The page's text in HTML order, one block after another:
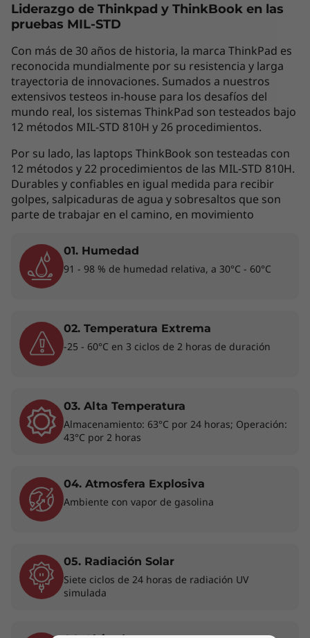
Los accesorios exhibidos no están incluidos
Las características de cada producto pueden
variar según el país de adquisición del mismo,
por lo que la siguiente descripción no debe ser
interpretada como un compromiso
contractual. Te invitamos a revisar las
características específicas para cada producto
antes de realizar la compra online en la sección
'Ver Modelos' de esta misma página, o con un
asesor de ventas si es en una tienda física.
La laptop para trabajar Lenovo ThinkBook Plus 2da Gen es perfecta para
Una nueva forma de trabajar
Pensada específicamente para las necesidades
Lenovo ThinkBook Plus 2da Gen (Intel) desde
cero. Esta última versión cuenta con una
pantalla de tinta electrónica en la tapa táctil de
pantalla-cuerpo del 68%.
Liderazgo de Thinkpad y ThinkBook en las
pruebas MIL-STD
Con más de 30 años de historia, la marca ThinkPad es
reconocida mundialmente por su resistencia y larga
trayectoria de innovaciones. Sumados a nuestros
extensivos testeos in-house para los desafíos del
mundo real, los sistemas ThinkPad son testeados bajo
12 métodos MIL-STD 810H y 26 procedimientos.
Por su lado, las laptops ThinkBook son testeadas con
12 métodos y 22 procedimientos de las MIL-STD 810H.
Durables y confiables en igual medida para recibir
golpes, salpicaduras de agua y sobresaltos que son
parte de trabajar en el camino, en movimiento
01. Humedad
91 - 98 % de humedad relativa, a 30°C - 60°C
02. Temperatura Extrema
-25 - 60°C en 3 ciclos de 2 horas de duración
03. Alta Temperatura
Almacenamiento: 63°C por 24 horas; Operación:
43°C por 2 horas
04. Atmosfera Explosiva
Ambiente con vapor de gasolina
05. Radiación Solar
Siete ciclos de 24 horas de radiación UV
simulada